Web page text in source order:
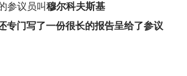
参议员叫穆尔科夫斯基
专门写了一份很长的报告呈给了参议